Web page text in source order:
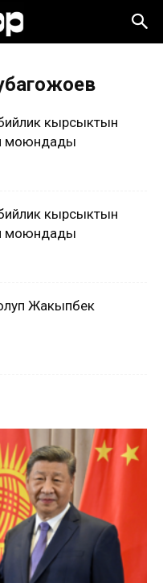
бийлик кырсыктын
моюндады
бийлик кырсыктын
моюндады
Жакыпбек